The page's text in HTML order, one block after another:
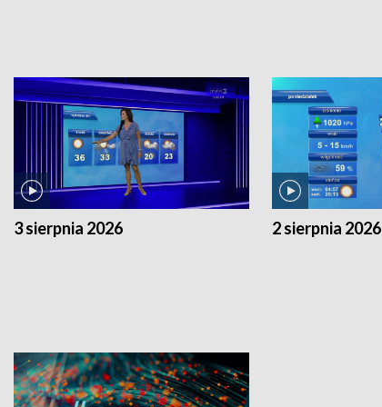
3 sierpnia 2026 2 sierpnia 2026